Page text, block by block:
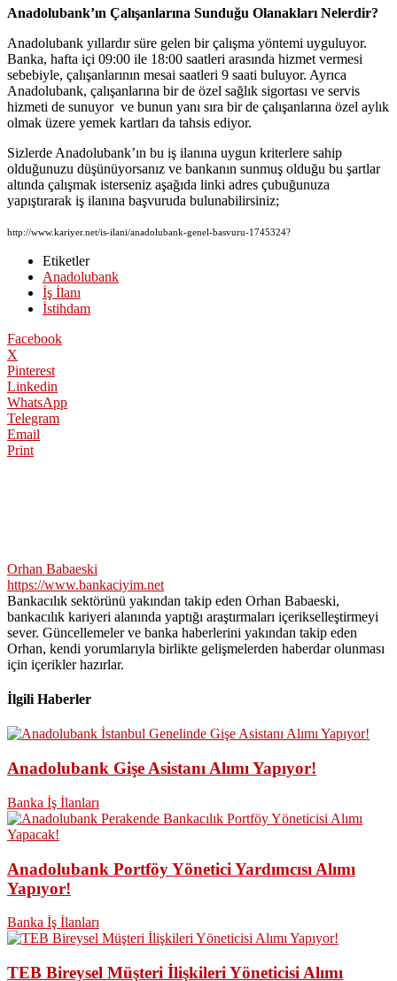
Anadolubank’ın Çalışanlarına Sunduğu Olanakları Nelerdir?
Anadolubank yıllardır süre gelen bir çalışma yöntemi uyguluyor.
Banka, hafta içi 09:00 ile 18:00 saatleri arasında hizmet vermesi
sebebiyle, çalışanlarının mesai saatleri 9 saati buluyor. Ayrıca
Anadolubank, çalışanlarına bir de özel sağlık sigortası ve servis
hizmeti de sunuyor ve bunun yanı sıra bir de çalışanlarına özel aylık
olmak üzere yemek kartları da tahsis ediyor.
Sizlerde Anadolubank’ın bu iş ilanına uygun kriterlere sahip
olduğunuzu düşünüyorsanız ve bankanın sunmuş olduğu bu şartlar
altında çalışmak isterseniz aşağıda linki adres çubuğunuza
yapıştırarak iş ilanına başvuruda bulunabilirsiniz;
http://www.kariyer.net/is-ilani/anadolubank-genel-basvuru-1745324?
Etiketler
Anadolubank
İş İlanı
İstihdam
Facebook
X
Pinterest
Linkedin
WhatsApp
Telegram
Email
Print
Orhan Babaeski
https://www.bankaciyim.net
Bankacılık sektörünü yakından takip eden Orhan Babaeski,
bankacılık kariyeri alanında yaptığı araştırmaları içerikselleştirmeyi
sever. Güncellemeler ve banka haberlerini yakından takip eden
Orhan, kendi yorumlarıyla birlikte gelişmelerden haberdar olunması
için içerikler hazırlar.
İlgili Haberler
Anadolubank Gişe Asistanı Alımı Yapıyor!
Banka İş İlanları
Anadolubank Portföy Yönetici Yardımcısı Alımı
Yapıyor!
Banka İş İlanları
TEB Bireysel Müşteri İlişkileri Yöneticisi Alımı